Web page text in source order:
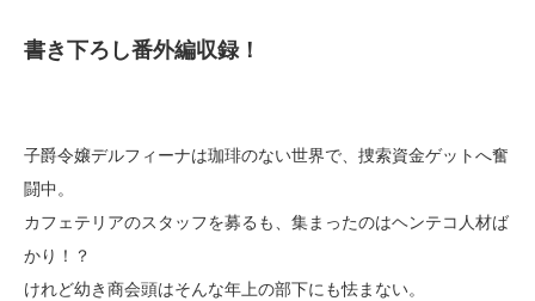
書き下ろし番外編収録！
子爵令嬢デルフィーナは珈琲のない世界で、捜索資金ゲットへ奮
闘中。
カフェテリアのスタッフを募るも、集まったのはヘンテコ人材ば
かり！？
けれど幼き商会頭はそんな年上の部下にも怯まない。